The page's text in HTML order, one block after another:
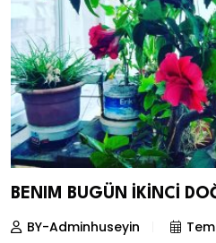
BENIM BUGÜN İKİNCİ
BY-Adminhuseyin